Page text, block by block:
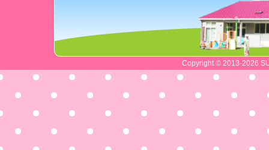
Copyright © 2013-2026